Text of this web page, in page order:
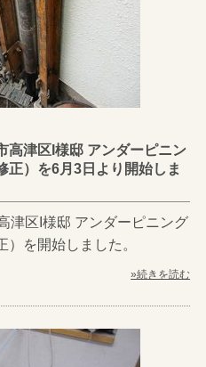
高津区I様邸 アンダーピニン
正）を6月3日より開始しま
津区I様邸 アンダーピニング
を開始しました。
»続きを読む